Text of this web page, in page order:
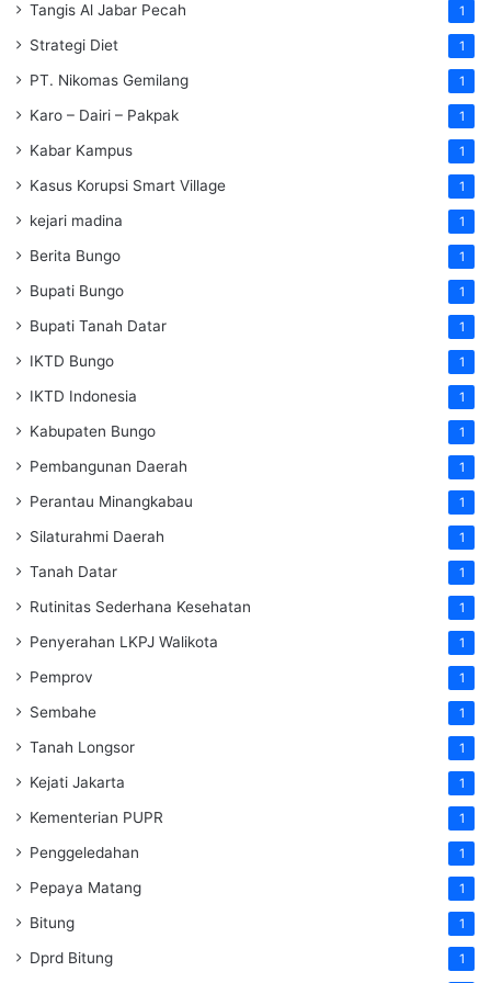
Tangis Al Jabar Pecah 1
Strategi Diet 1
PT. Nikomas Gemilang 1
Karo – Dairi – Pakpak 1
Kabar Kampus 1
Kasus Korupsi Smart Village 1
kejari madina 1
Berita Bungo 1
Bupati Bungo 1
Bupati Tanah Datar 1
IKTD Bungo 1
IKTD Indonesia 1
Kabupaten Bungo 1
Pembangunan Daerah 1
Perantau Minangkabau 1
Silaturahmi Daerah 1
Tanah Datar 1
Rutinitas Sederhana Kesehatan 1
Penyerahan LKPJ Walikota 1
Pemprov 1
Sembahe 1
Tanah Longsor 1
Kejati Jakarta 1
Kementerian PUPR 1
Penggeledahan 1
Pepaya Matang 1
Bitung 1
Dprd Bitung 1